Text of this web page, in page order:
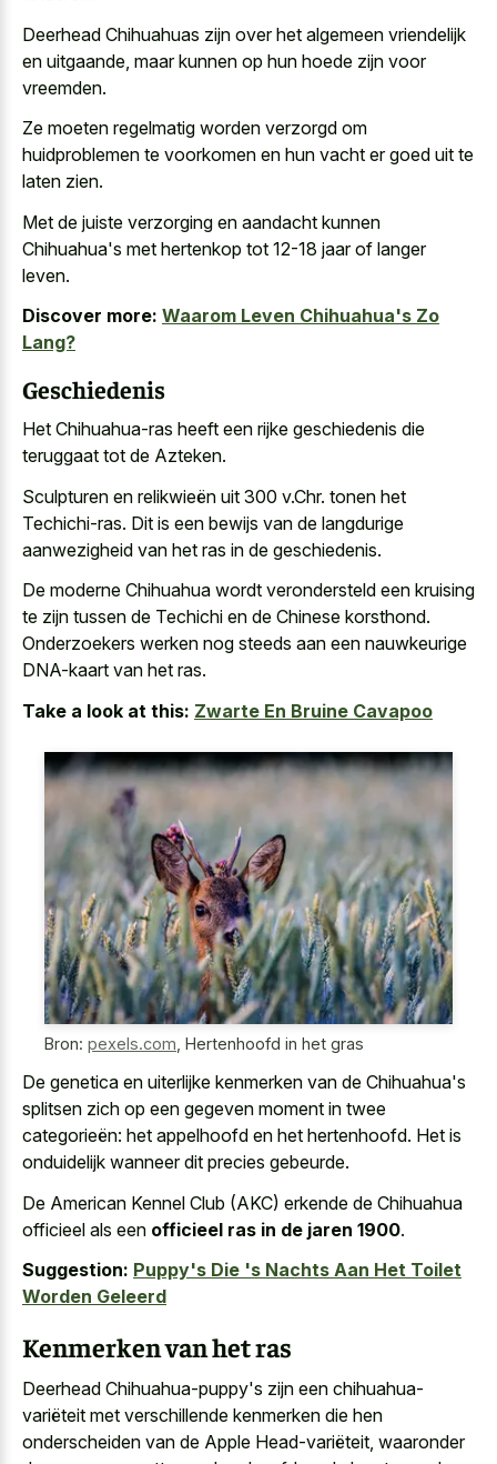
Deerhead Chihuahuas zijn over het algemeen vriendelijk
en uitgaande, maar kunnen op hun hoede zijn voor
vreemden.
Ze moeten regelmatig worden verzorgd om
huidproblemen te voorkomen en hun vacht er goed uit te
laten zien.
Met de juiste verzorging en aandacht kunnen
Chihuahua's met hertenkop tot 12-18 jaar of langer
leven.
Discover more: Waarom Leven Chihuahua's Zo
Lang?
Geschiedenis
Het Chihuahua-ras heeft een rijke geschiedenis die
teruggaat tot de Azteken.
Sculpturen en relikwieën uit 300 v.Chr. tonen het
Techichi-ras. Dit is een bewijs van de langdurige
aanwezigheid van het ras in de geschiedenis.
De moderne Chihuahua wordt verondersteld een kruising
te zijn tussen de Techichi en de Chinese korsthond.
Onderzoekers werken nog steeds aan een nauwkeurige
DNA-kaart van het ras.
Take a look at this: Zwarte En Bruine Cavapoo
Bron: pexels.com Hertenhoofd in het gras
De genetica en uiterlijke kenmerken van de Chihuahua's
splitsen zich op een gegeven moment in twee
categorieën: het appelhoofd en het hertenhoofd. Het is
onduidelijk wanneer dit precies gebeurde.
De American Kennel Club (AKC) erkende de Chihuahua
officieel als een officieel ras in de jaren 1900.
Suggestion: Puppy's Die 's Nachts Aan Het Toilet
Worden Geleerd
Kenmerken van het ras
Deerhead Chihuahua-puppy's zijn een chihuahua-
variëteit met verschillende kenmerken die hen
onderscheiden van de Apple Head-variëteit, waaronder